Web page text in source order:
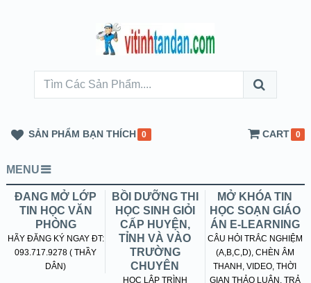
SẢN PHẨM BẠN THÍCH 0 CART 0
MENU
ĐANG MỞ LỚP
TIN HỌC VĂN
PHÒNG
HÃY ĐĂNG KÝ NGAY ĐT:
093.717.9278 ( THẦY
DÂN)
BỒI DƯỠNG THI
HỌC SINH GIỎI
CẤP HUYỆN,
TỈNH VÀ VÀO
TRƯỜNG
CHUYÊN
HỌC LẬP TRÌNH
MỞ KHÓA TIN
HỌC SOẠN GIÁO
ÁN E-LEARNING
CÂU HỎI TRẮC NGHIỆM
(A,B,C,D), CHÈN ÂM
THANH, VIDEO, THỜI
GIAN THẢO LUẬN, TRẢ